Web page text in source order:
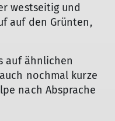
westseitig und
auf den Grünten,
auf ähnlichen
nochmal kurze
nach Absprache